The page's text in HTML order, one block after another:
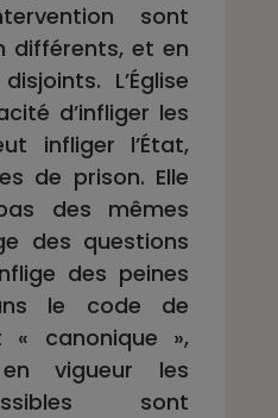
sont
différents, et en
L’Église
d’infliger les
infliger l’État,
de prison. Elle
des mêmes
des questions
des peines
le code de
canonique »,
vigueur les
sont